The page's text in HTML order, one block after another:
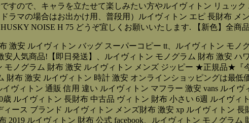
すので、キャラを立たせて楽しみたい方やルイヴィトン リュッ
ラマの場合はお出かけ用、普段用）ルイヴィトン エピ 長財布 メ
NOISE H 75 どうぞ宜しくお願いいたします. 【新色】全商
激安 ルイヴィトン バッグ スーパーコピー tt、ルイヴィトン モノ
人気商品!【即日発送】、ルイヴィトン モノグラム 財布 激安 ハ
モノグラム 財布 激安 ルイヴィトン メンズ ジッピー ★正規品★『
布 激安 ルイヴィトン 時計 激安 オンラインショッピングは最
イヴィトン 通販 信用 違い ルイヴィトン マフラー 激安 vans ルイ
ルイヴィトン 長財布 中古品 ヴィトン 財布 小さい 6週 ルイヴィ
ース ブランド ルイヴィトン メンズ財布 激安 xp ルイヴィトン
2019 ルイヴィトン 財布 公式 facebook、ルイヴィトン モノグラ